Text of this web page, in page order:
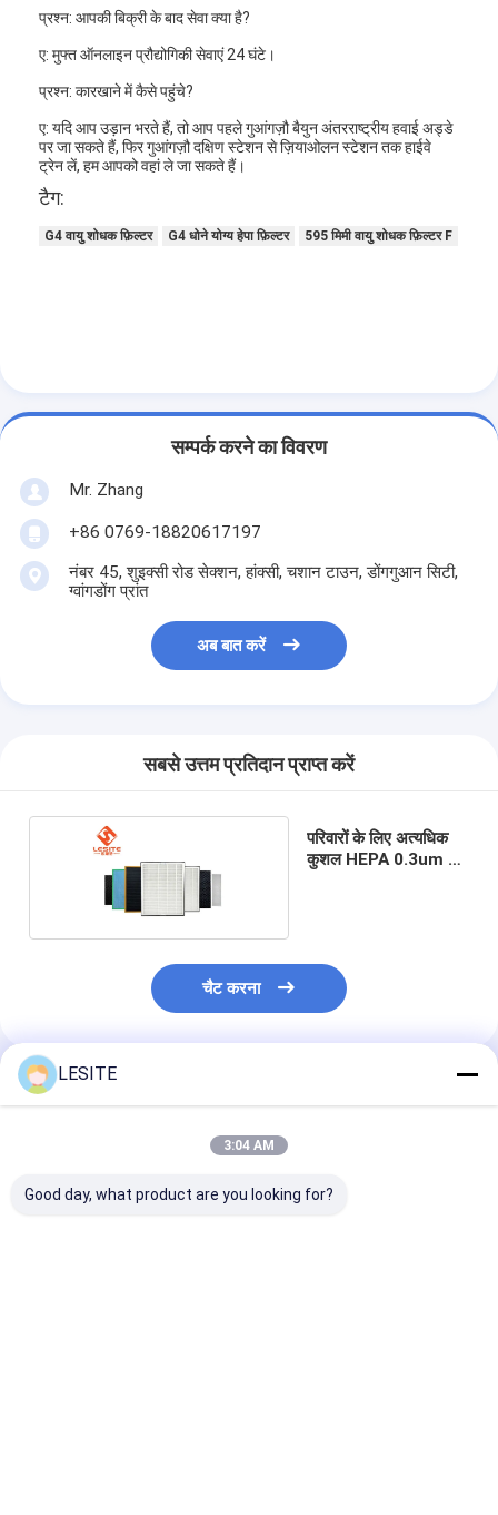
कारखाने का दौरा
गुणवत्ता नियंत्रण
समाचार
पॉकेट फ़िल्टर बनाने की मशीन
स्वचालित रिवेटिंग मशीन
अर्ध स्वचालित रिवेटिंग मशीन
एल्यूमिनियम बैग फ़िल्टर
डस्ट बैग फ़िल्टर
ओरिगेमी फोल्डिंग मशीन
वायु फ़िल्टर फ्रेम बनाने की मशीन
प्रश्न: आपकी बिक्री के बाद सेवा क्या है?
ए: मुफ्त ऑनलाइन प्रौद्योगिकी सेवाएं 24 घंटे।
प्रश्न: कारखाने में कैसे पहुंचे?
ए: यदि आप उड़ान भरते हैं, तो आप पहले गुआंगज़ौ बैयुन अंतरराष्ट्रीय हवाई अड्डे
पर जा सकते हैं, फिर गुआंगज़ौ दक्षिण स्टेशन से ज़ियाओलन स्टेशन तक हाईवे
ट्रेन लें, हम आपको वहां ले जा सकते हैं।
टैग:
G4 वायु शोधक फ़िल्टर G4 धोने योग्य हेपा फ़िल्टर 595 मिमी वायु शोधक फ़िल्टर F
सम्पर्क करने का विवरण
Mr. Zhang
+86 0769-18820617197
नंबर 45, शुइक्सी रोड सेक्शन, हांक्सी, चशान टाउन, डोंगगुआन सिटी,
ग्वांगडोंग प्रांत
अब बात करें
सबसे उत्तम प्रतिदान प्राप्त करें
परिवारों के लिए अत्यधिक
कुशल HEPA 0.3um वायु
चैट करना
अनुशंसित उत्पाद
LESITE
3:04 AM
Good day, what product are you looking for?